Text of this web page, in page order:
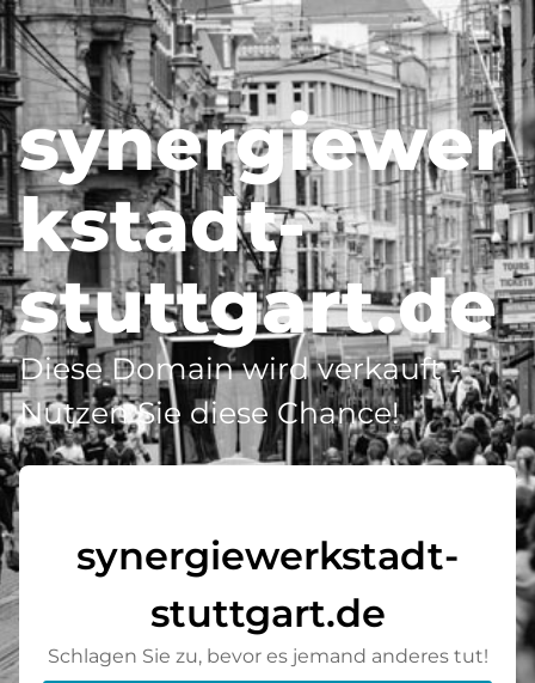
synergiewer
kstadt-
stuttgart.de
Diese Domain wird verkauft -
Nutzen Sie diese Chance!
synergiewerkstadt-
stuttgart.de
Schlagen Sie zu, bevor es jemand anderes tut!